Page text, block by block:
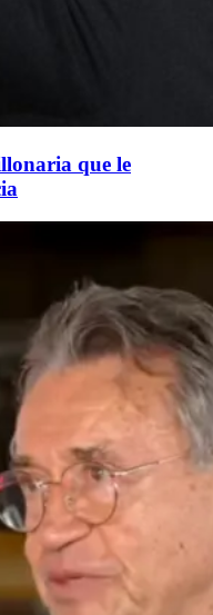
que le